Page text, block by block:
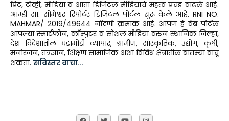
प्रिंट, टीव्ही, मीडिया व आता डिजिटल मीडियाचे महत्व प्रचंड वाढले आहे.
आम्ही सा. सोमेश्वर रिपोर्टर डिजिटल पोर्टल सुरू केले आहे. RNI NO.
MAHMAR/ 2019/49644 नोंदणी क्रमांक आहे. आपण हे वेब पोर्टल
आपल्या स्मार्टफोन, कॉम्पुटर व सोशल मीडिया वरुन स्थानिक जिल्हा,
देश विदेशातील घडामोडी व्यापार, ग्रामीण, सांस्कृतिक, उद्योग, कृषी,
मनोरंजन, तंत्रज्ञान, शिक्षण सामाजिक अशा विविध क्षेत्रातील बातम्या वाचू
शकता. सविस्तर वाचा...